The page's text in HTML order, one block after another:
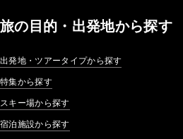
旅の目的・出発地から探す
出発地・ツアータイプから探す
特集から探す
スキー場から探す
宿泊施設から探す